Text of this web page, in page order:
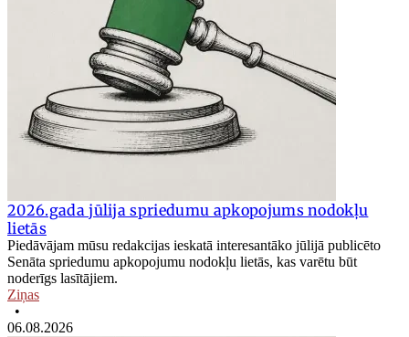
2026.gada jūlija spriedumu apkopojums nodokļu
lietās
Piedāvājam mūsu redakcijas ieskatā interesantāko jūlijā publicēto
Senāta spriedumu apkopojumu nodokļu lietās, kas varētu būt
noderīgs lasītājiem.
Ziņas
•
06.08.2026